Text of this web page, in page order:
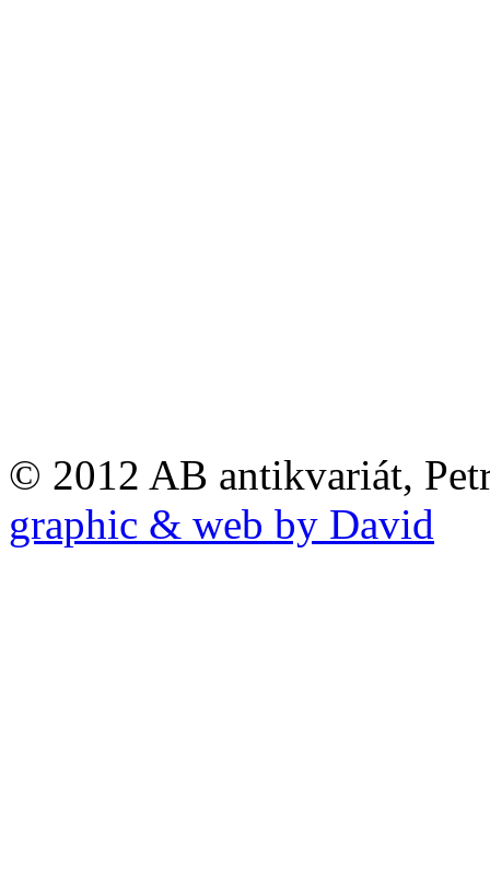
© 2012 AB antikvariát,
graphic & web by David